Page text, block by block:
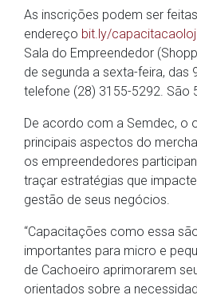
As inscrições podem ser
endereço bit.ly/
Sala do Empreendedor
de segunda a sexta-feira, das
telefone (28) 3155-5292. São
De acordo com a Semdec, o
principais aspectos do
os empreendedores
traçar estratégias que
gestão de seus negócios.
“Capacitações como essa
importantes para micro e
de Cachoeiro aprimorarem
orientados sobre a